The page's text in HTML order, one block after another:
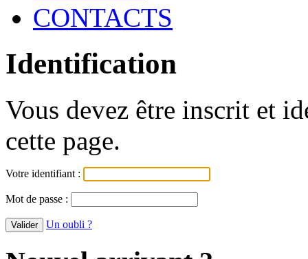
CONTACTS
Identification
Vous devez être inscrit et
cette page.
Votre identifiant :
Mot de passe :
Un oubli ?